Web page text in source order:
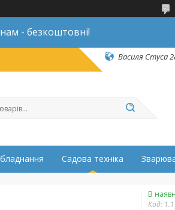
- безкоштовні!
Василя Стуса
Садова техніка
В
Код: